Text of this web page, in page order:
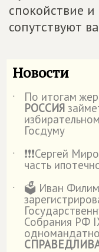
спокойствие и
сопутствуют
Новости
˙ По итогам
РОССИЯ
Госдуму
˙
❗️❗️❗️Сергей
часть
˙
🗳️ Иван
Собрания РФ